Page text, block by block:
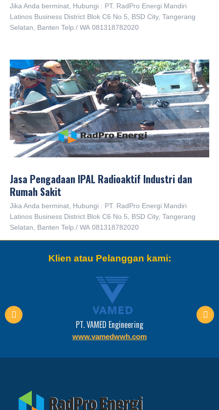
Jika Anda berminat, Hubungi : PT. RadPro Energi Mandiri
Latinos Business District Blok C6 No.5, BSD City, Tangerang
Selatan, Banten Telp./ WA 081318782020
Jasa Pengadaan IPAL Radioaktif Industri dan
Rumah Sakit
Jika Anda berminat, Hubungi : PT. RadPro Energi Mandiri
Latinos Business District Blok C6 No.5, BSD City, Tangerang
Selatan, Banten Telp./ WA 081318782020
Klien atau Pelanggan kami:
PT. VAMED Engineering
www.vamedwwh.com